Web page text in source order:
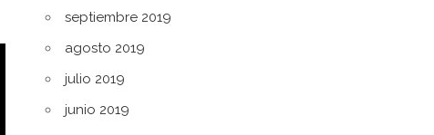
septiembre 2019
agosto 2019
julio 2019
junio 2019